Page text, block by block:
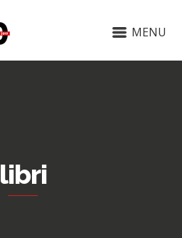
MENU
libri